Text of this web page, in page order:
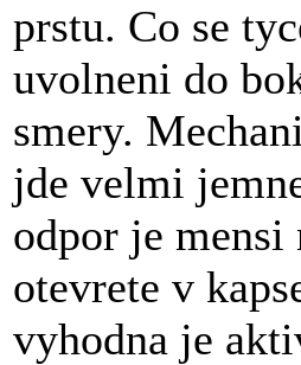
prstu. Co se
uvolneni do
smery.
jde velmi
odpor je
otevrete v
vyhodna je